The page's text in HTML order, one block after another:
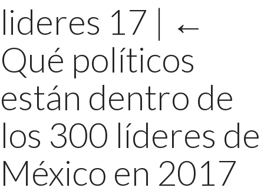
lideres 17 | ←
Qué políticos
están dentro de
los 300 líderes de
México en 2017